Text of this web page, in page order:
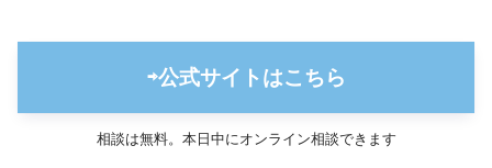
⇨公式サイトはこちら
相談は無料。本日中にオンライン相談できます